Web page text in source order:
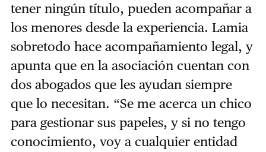
tener ningún título, pueden acompañar a
los menores desde la experiencia. Lamia
sobretodo hace acompañamiento legal, y
apunta que en la asociación cuentan con
dos abogados que les ayudan siempre
que lo necesitan. “Se me acerca un chico
para gestionar sus papeles, y si no tengo
conocimiento, voy a cualquier entidad